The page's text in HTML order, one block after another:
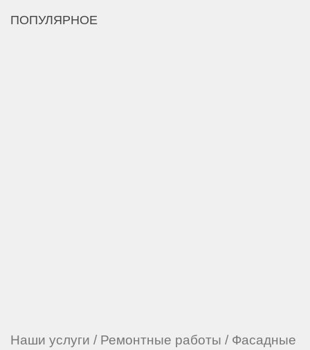
ПОПУЛЯРНОЕ
Наши услуги / Ремонтные работы / Фасадные